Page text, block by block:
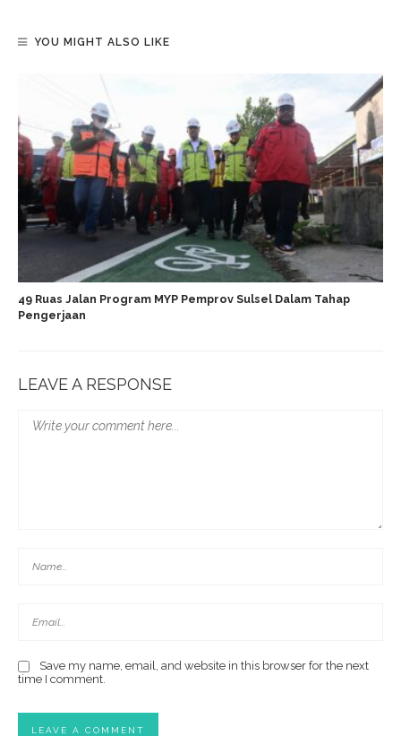
YOU MIGHT ALSO LIKE
49 Ruas Jalan Program MYP Pemprov Sulsel Dalam Tahap
Pengerjaan
LEAVE A RESPONSE
Save my name, email, and website in this browser for the next
time I comment.